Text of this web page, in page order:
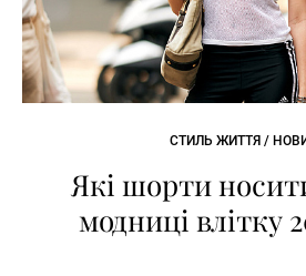
СТИЛЬ ЖИТТЯ /
Які шорти
модниці влітку